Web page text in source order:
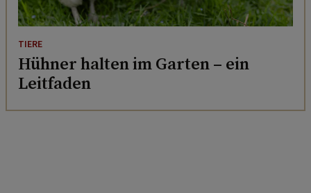
TIERE
Hühner halten im Garten – ein
Leitfaden